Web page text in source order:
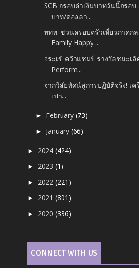
SCB กรอบค่าเงินบาทวันนี้กรอบ
บาท/ดอลลา...
ททท. ชวนครอบครัวเที่ยวภาคกล
Family Happy ...
จระเข้ คว้าแชมป์ รางวัลชนะเลิ
Perform...
จากวิสัยทัศน์สู่การปฏิบัติจริง! เ
เปา...
► February(73)
► January(66)
► 2024(424)
► 2023(1)
► 2022(221)
► 2021(801)
► 2020(336)
CONNECT WITH US